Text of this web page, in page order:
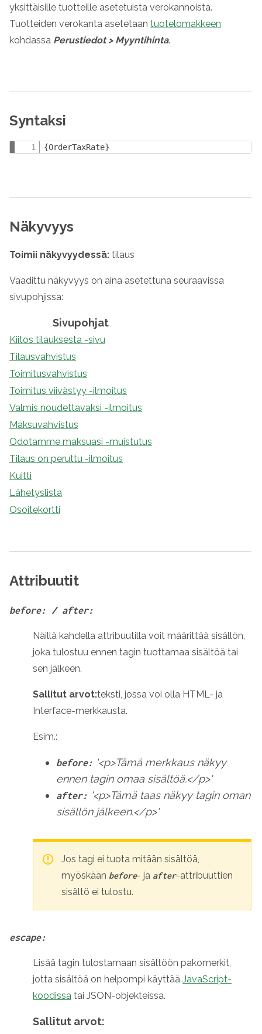
yksittäisille tuotteille asetetuista verokannoista.
Tuotteiden verokanta asetetaan tuotelomakkeen
kohdassa Perustiedot> Myyntihinta.
Syntaksi
{OrderTaxRate}
Näkyvyys
Toimii näkyvyydessä: tilaus
Vaadittu näkyvyys on aina asetettuna seuraavissa
sivupohjissa:
Sivupohjat
Kiitos tilauksesta -sivu
Tilausvahvistus
Toimitusvahvistus
Toimitus viivästyy -ilmoitus
Valmis noudettavaksi -ilmoitus
Maksuvahvistus
Odotamme maksuasi -muistutus
Tilaus on peruttu -ilmoitus
Kuitti
Lähetyslista
Osoitekortti
Attribuutit
before: / after:
Näillä kahdella attribuutilla voit määrittää sisällön,
joka tulostuu ennen tagin tuottamaa sisältöä tai
sen jälkeen.
Sallitut arvot:teksti, jossa voi olla HTML- ja
Interface-merkkausta.
Esim.:
before: '<p>Tämä merkkaus näkyy
ennen tagin omaa sisältöä.</p>'
after: '<p>Tämä taas näkyy tagin oman
sisällön jälkeen.</p>'
Jos tagi ei tuota mitään sisältöä,
myöskään before- ja after-attribuuttien
sisältö ei tulostu.
escape:
Lisää tagin tulostamaan sisältöön pakomerkit,
jotta sisältöä on helpompi käyttää JavaScript-
koodissa tai JSON-objekteissa.
Sallitut arvot: